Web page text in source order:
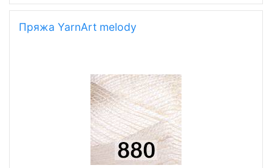
Пряжа YarnArt melody